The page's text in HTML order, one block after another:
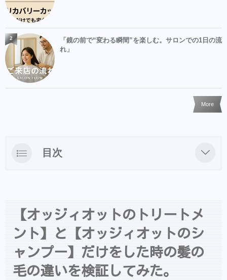
「鏡の前で“変わる瞬間”を楽しむ。サロンでの1日の流
れ」
2
More
目次
オッジィオットのシャンプーの実力は？
家で使って頂けると最強だと思います。
ジュナちゃんいつもご協力ありがとうござい
ます！
【オッジィオットのトリートメ
ント】と【オッジィオットのシ
ャンプー】だけをした時の髪の
毛の違いを検証してみた。